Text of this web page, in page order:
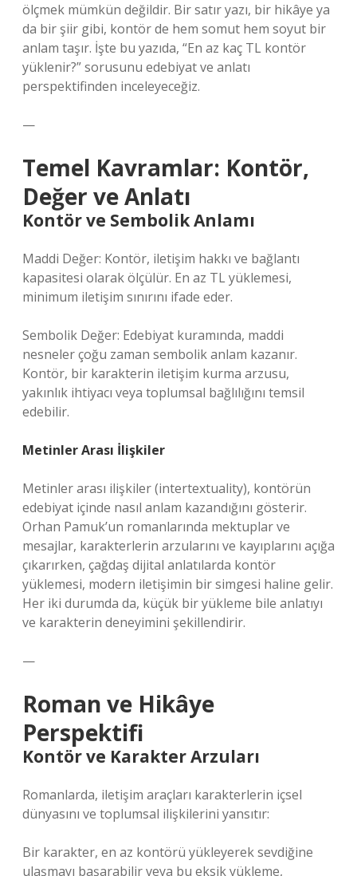
ölçmek mümkün değildir. Bir satır yazı, bir hikâye ya
da bir şiir gibi, kontör de hem somut hem soyut bir
anlam taşır. İşte bu yazıda, “En az kaç TL kontör
yüklenir?” sorusunu edebiyat ve anlatı
perspektifinden inceleyeceğiz.
—
Temel Kavramlar: Kontör,
Değer ve Anlatı
Kontör ve Sembolik Anlamı
Maddi Değer: Kontör, iletişim hakkı ve bağlantı
kapasitesi olarak ölçülür. En az TL yüklemesi,
minimum iletişim sınırını ifade eder.
Sembolik Değer: Edebiyat kuramında, maddi
nesneler çoğu zaman sembolik anlam kazanır.
Kontör, bir karakterin iletişim kurma arzusu,
yakınlık ihtiyacı veya toplumsal bağlılığını temsil
edebilir.
Metinler Arası İlişkiler
Metinler arası ilişkiler (intertextuality), kontörün
edebiyat içinde nasıl anlam kazandığını gösterir.
Orhan Pamuk’un romanlarında mektuplar ve
mesajlar, karakterlerin arzularını ve kayıplarını açığa
çıkarırken, çağdaş dijital anlatılarda kontör
yüklemesi, modern iletişimin bir simgesi haline gelir.
Her iki durumda da, küçük bir yükleme bile anlatıyı
ve karakterin deneyimini şekillendirir.
—
Roman ve Hikâye
Perspektifi
Kontör ve Karakter Arzuları
Romanlarda, iletişim araçları karakterlerin içsel
dünyasını ve toplumsal ilişkilerini yansıtır:
Bir karakter, en az kontörü yükleyerek sevdiğine
ulaşmayı başarabilir veya bu eksik yükleme,